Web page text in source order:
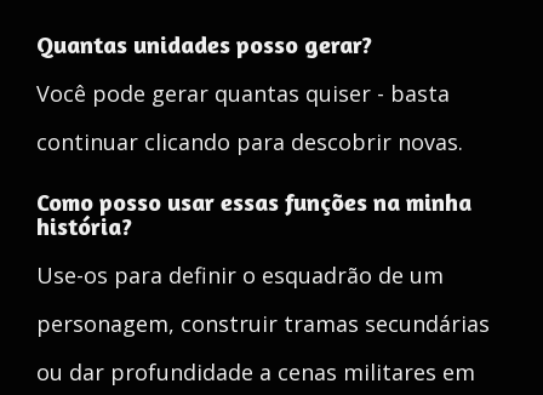
Quantas unidades posso gerar?
Você pode gerar quantas quiser - basta
continuar clicando para descobrir novas.
Como posso usar essas funções na minha
história?
Use-os para definir o esquadrão de um
personagem, construir tramas secundárias
ou dar profundidade a cenas militares em